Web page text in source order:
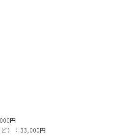
円
）：33,000円